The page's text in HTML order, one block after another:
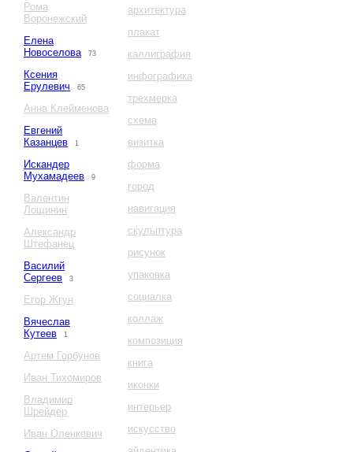
Рома
Воронежский
Елена
Новоселова
73
Ксения
Ерулевич
65
Анна Клейменова
Евгений
Казанцев
1
Искандер
Мухамадеев
9
Валентин
Лощинин
Александр
Штефанец
Василий
Сергеев
3
Егор Жгун
Вячеслав
Кутеев
1
Артем Горбунов
Иван Тихомиров
Владимир
Шрейдер
Иван Оленкевич
архитектура
плакат
каллиграфия
инфографика
трехмерка
схема
визитка
форма
город
навигация
скульптура
рисунок
упаковка
социалка
коллаж
композиция
книга
иконки
интерьер
искусство